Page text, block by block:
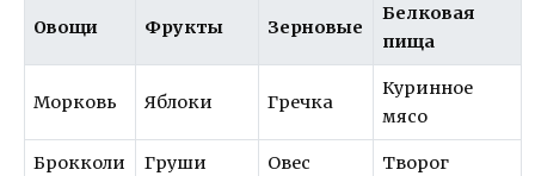
Овощи Фрукты Зерновые
Белковая
пища
Морковь Яблоки Гречка
Куринное
мясо
Брокколи Груши Овес Творог